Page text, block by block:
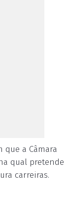
a Câmara
qual pretende
carreiras.